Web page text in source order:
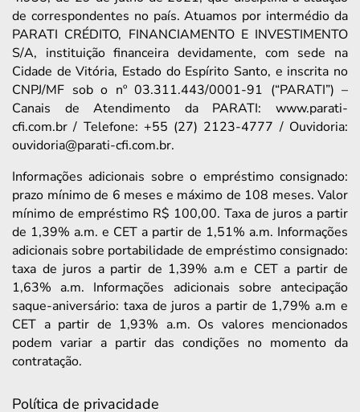
de correspondentes no país. Atuamos por intermédio da
PARATI CRÉDITO, FINANCIAMENTO E INVESTIMENTO
S/A, instituição financeira devidamente, com sede na
Cidade de Vitória, Estado do Espírito Santo, e inscrita no
CNPJ/MF sob o nº 03.311.443/0001-91 (“PARATI”) –
Canais de Atendimento da PARATI: www.parati-
cfi.com.br / Telefone: +55 (27) 2123-4777 / Ouvidoria:
ouvidoria@parati-cfi.com.br.
Informações adicionais sobre o empréstimo consignado:
prazo mínimo de 6 meses e máximo de 108 meses. Valor
mínimo de empréstimo R$ 100,00. Taxa de juros a partir
de 1,39% a.m. e CET a partir de 1,51% a.m. Informações
adicionais sobre portabilidade de empréstimo consignado:
taxa de juros a partir de 1,39% a.m e CET a partir de
1,63% a.m. Informações adicionais sobre antecipação
saque-aniversário: taxa de juros a partir de 1,79% a.m e
CET a partir de 1,93% a.m. Os valores mencionados
podem variar a partir das condições no momento da
contratação.
Política de privacidade